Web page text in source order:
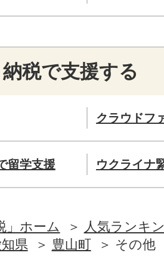
税で支援する
クラウドフ
留学支援 ウクライナ
」ホーム
人気ランキ
県 豊山町 その他